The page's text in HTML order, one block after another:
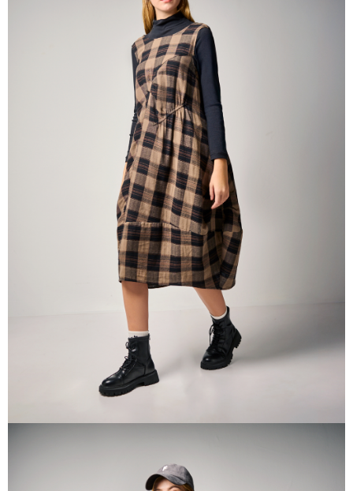
1.本服務係由「台灣大哥大股份有限公司」（以下簡稱本公司）所提供，讓
用戶於交易時，得透過本服務購買商品或服務，並由商店將買賣／分期付款
買賣價金債權讓與本公司後，依約使用本公司帳單繳交帳款。
2.基於同意付款使用「大哥付你分期」之契約關係目的，商店將以您的個人
資料（包含姓名、電話或地址）提供予台灣大哥大進項蒐集、處理及利用，
由本公司與您本人進行分期帳單所需資料之確認、核對及更正。
3.完整用戶服務條款，請詳閱以下連結：https://oppay.tw/userRule
每筆NT$60，滿NT$1,000(含以上)免運費
每筆NT$80，滿NT$1,000(含以上)免運費